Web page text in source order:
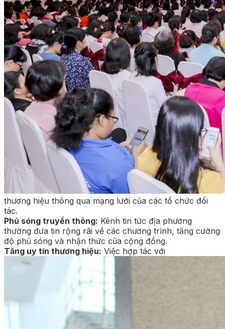
thương hiệu thông qua mạng lưới của các tổ chức đối
tác.
Phủ sóng truyền thông: Kênh tin tức địa phương
thường đưa tin rộng rãi về các chương trình, tăng cường
độ phủ sóng và nhận thức của cộng đồng.
Tăng uy tín thương hiệu: Việc hợp tác với